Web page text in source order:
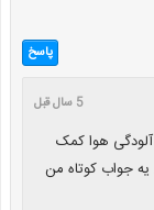
پاسخ
5 سال قبل
هوا کمک
جواب کوتاه من